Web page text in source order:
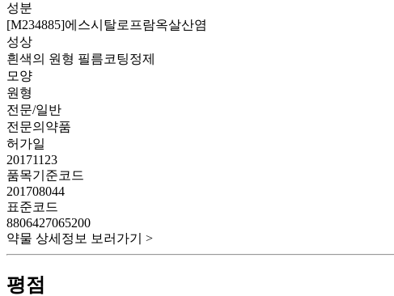
성분
[M234885]에스시탈로프람옥살산염
성상
흰색의 원형 필름코팅정제
모양
원형
전문/일반
전문의약품
허가일
20171123
품목기준코드
201708044
표준코드
8806427065200
약물 상세정보 보러가기 >
평점